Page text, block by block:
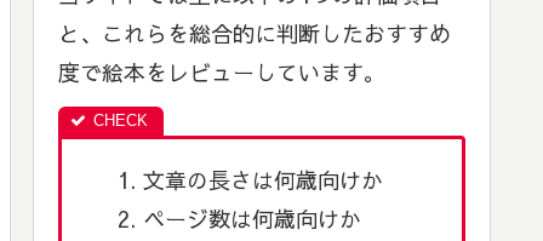
と、これらを総合的に判断したおすすめ
度で絵本をレビューしています。
文章の長さは何歳向けか
ページ数は何歳向けか